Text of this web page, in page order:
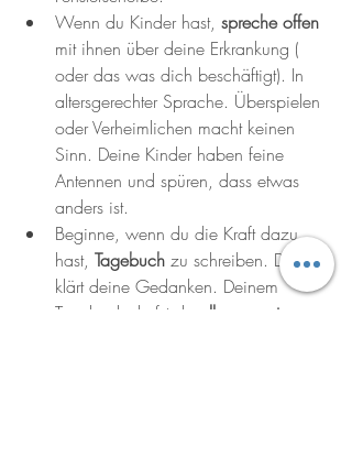
Wenn du Kinder hast, spreche offen
mit ihnen über deine Erkrankung (
oder das was dich beschäftigt). In
altersgerechter Sprache. Überspielen
oder Verheimlichen macht keinen
Sinn. Deine Kinder haben feine
Antennen und spüren, dass etwas
anders ist.
Beginne, wenn du die Kraft dazu
hast, Tagebuch zu schreiben. Das
klärt deine Gedanken. Deinem
Tagebuch darfst du
alles anvertrauen